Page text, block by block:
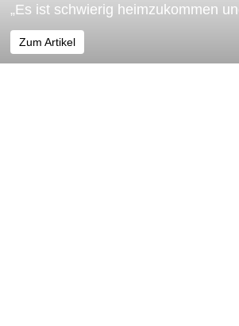
„Es ist schwierig heimzukommen
Zum Artikel